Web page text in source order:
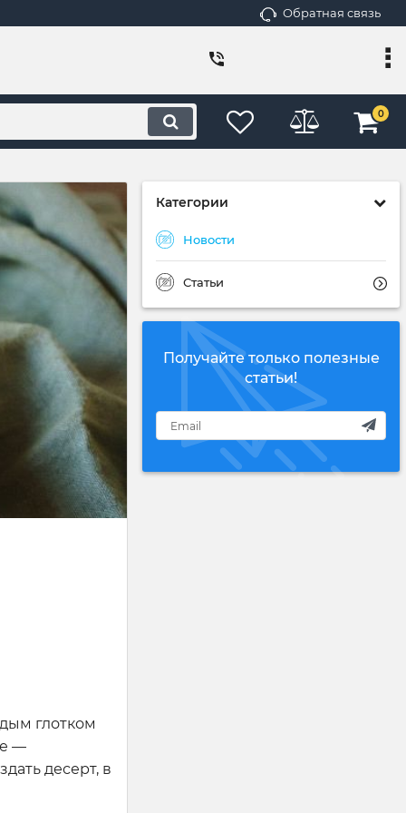
Обратная связь
0
Категории
Новости
Статьи
Получайте только полезные
статьи!
глотком
—
десерт, в